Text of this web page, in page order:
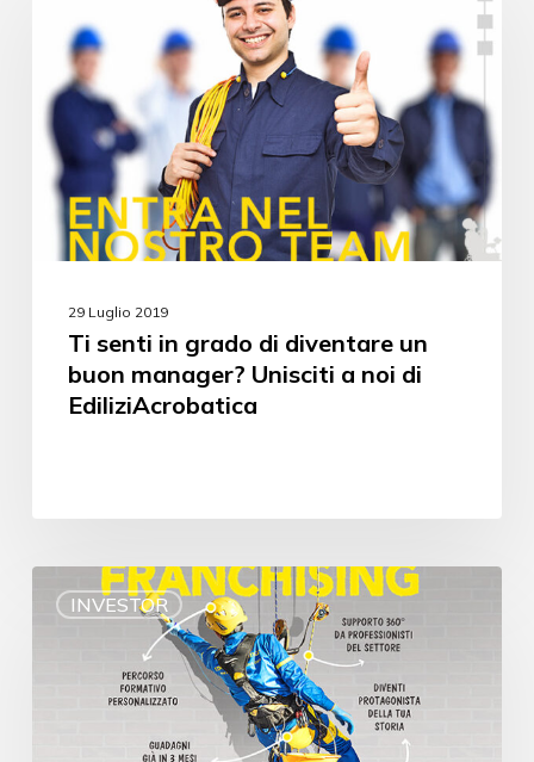
29 Luglio 2019
Ti senti in grado di diventare un
buon manager? Unisciti a noi di
EdiliziAcrobatica
INVESTOR